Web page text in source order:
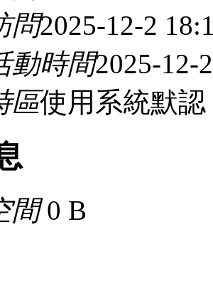
問2025-12-2
動時間2025-12-
區使用系統默認
間0 B